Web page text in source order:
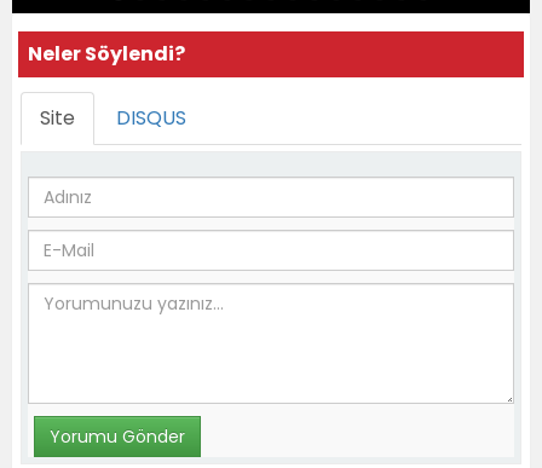
Neler Söylendi?
Site DISQUS